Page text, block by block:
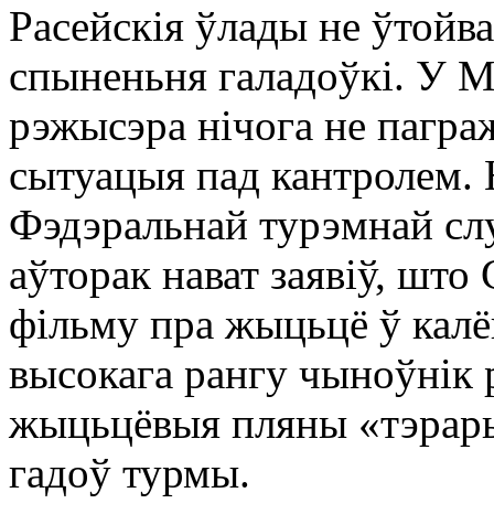
Расейскія ўлады не
спыненьня галадоўкі. У
рэжысэра нічога не
сытуацыя пад кантролем.
Фэдэральнай турэмнай
аўторак нават заявіў,
фільму пра жыцьцё ў
высокага рангу чыноўнік
жыцьцёвыя пляны
гадоў турмы.